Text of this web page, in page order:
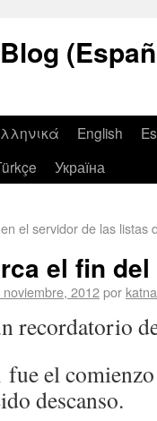
English
Україна
el servidor de las listas
el fin
noviembre, 2012por
recordatorio
fue el
descanso.